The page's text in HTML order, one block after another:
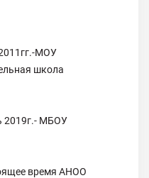
МОУ
школа
2019г.- МБОУ
время АНОО